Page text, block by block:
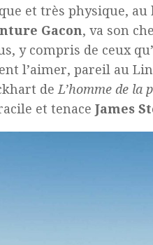
et très physique, au
Gacon, va son
y compris de ceux
l’aimer, pareil au
de L’homme de la
et tenace James